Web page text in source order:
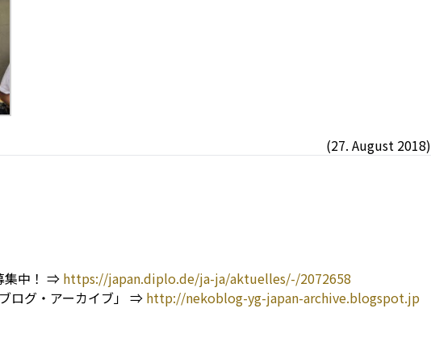
(27. August 2018)
集中！ ⇒ https://japan.diplo.de/ja-ja/aktuelles/-/2072658
ログ・アーカイブ」 ⇒ http://nekoblog-yg-japan-archive.blogspot.jp